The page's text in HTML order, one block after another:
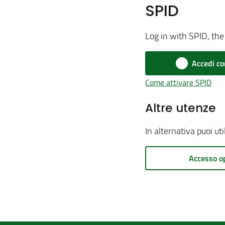
SPID
Log in with SPID,
Accedi
Come attivare SPID
Altre utenze
In alternativa puoi
Accesso